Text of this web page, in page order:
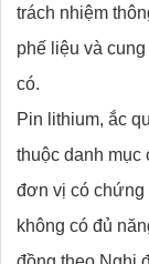
trách nhiệm
phế liệu và
có.
Pin lithium, ắc
thuộc danh
đơn vị có chứng
không có đủ